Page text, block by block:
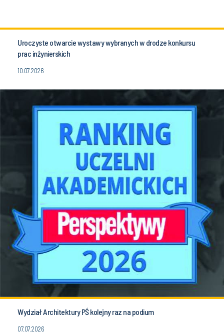
Uroczyste otwarcie wystawy wybranych w drodze konkursu
prac inżynierskich
10.07.2026
Wydział Architektury PŚ kolejny raz na podium
07.07.2026